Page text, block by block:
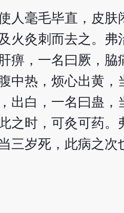
人毫毛毕直，皮
火灸刺而去之。
，一名曰厥，脇
中热，烦心出黄，
出白，一名曰蛊
之时，可灸可药
三岁死，此病之次